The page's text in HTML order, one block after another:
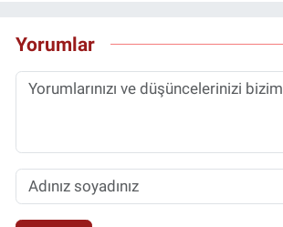
Yorumlar